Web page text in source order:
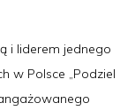
i liderem jednego
w Polsce „Podziel